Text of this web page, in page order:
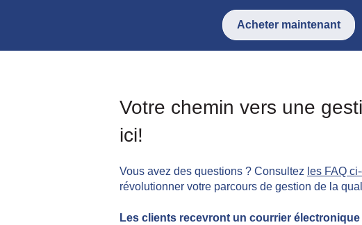
Acheter maintenant
Votre chemin vers une
ici!
Vous avez des questions ? Consultez les FAQ
révolutionner votre parcours de gestion de la
Les clients recevront un courrier